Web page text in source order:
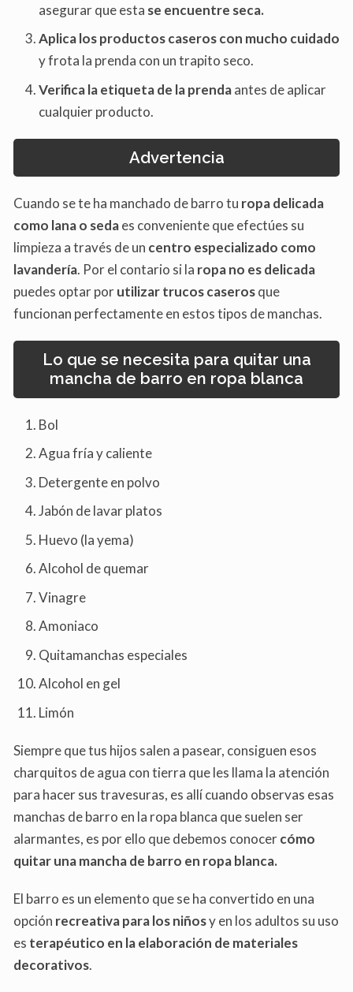
asegurar que esta se encuentre seca.
Aplica los productos caseros con mucho cuidado
y frota la prenda con un trapito seco.
Verifica la etiqueta de la prendaantes de aplicar
cualquier producto.
Advertencia
Cuando se te ha manchado de barro tu ropa delicada
como lana o sedaes conveniente que efectúes su
limpieza a través de un centro especializado como
lavandería. Por el contario si la ropa no es delicada
puedes optar porutilizar trucos caserosque
funcionan perfectamente en estos tipos de manchas.
Lo que se necesita para quitar una
mancha de barro en ropa blanca
Bol
Agua fría y caliente
Detergente en polvo
Jabón de lavar platos
Huevo (la yema)
Alcohol de quemar
Vinagre
Amoniaco
Quitamanchas especiales
Alcohol en gel
Limón
Siempre que tus hijos salen a pasear, consiguen esos
charquitos de agua con tierra que les llama la atención
para hacer sus travesuras, es allí cuando observas esas
manchas de barro en la ropa blanca que suelen ser
alarmantes, es por ello que debemos conocercómo
quitar una mancha de barro en ropa blanca.
El barro es un elemento que se ha convertido en una
opción recreativa para los niñosy en los adultos su uso
es terapéutico en la elaboración de materiales
decorativos.